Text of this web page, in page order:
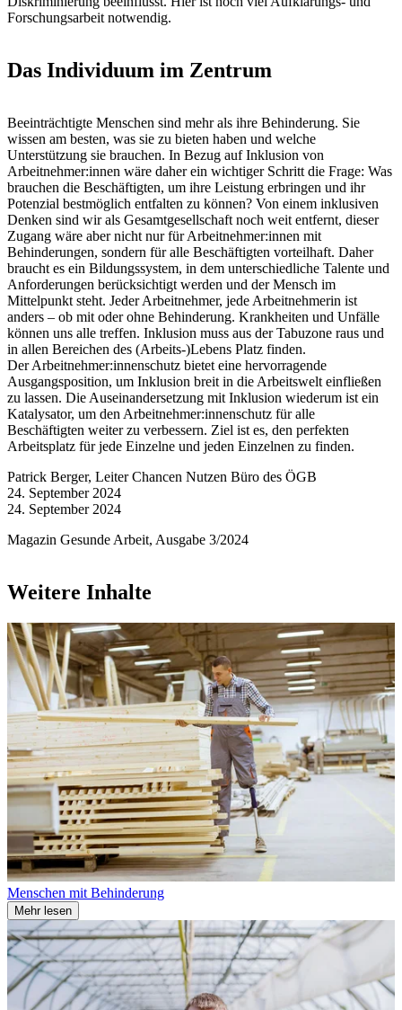
Forschungsarbeit notwendig.
Das Individuum im Zentrum
Beeinträchtigte Menschen sind mehr als ihre Behinderung. Sie
wissen am besten, was sie zu bieten haben und welche
Unterstützung sie brauchen. In Bezug auf Inklusion von
Arbeitnehmer:innen wäre daher ein wichtiger Schritt die Frage: Was
brauchen die Beschäftigten, um ihre Leistung erbringen und ihr
Potenzial bestmöglich entfalten zu können? Von einem inklusiven
Denken sind wir als Gesamtgesellschaft noch weit entfernt, dieser
Zugang wäre aber nicht nur für Arbeitnehmer:innen mit
Behinderungen, sondern für alle Beschäftigten vorteilhaft. Daher
braucht es ein Bildungssystem, in dem unterschiedliche Talente und
Anforderungen berücksichtigt werden und der Mensch im
Mittelpunkt steht. Jeder Arbeitnehmer, jede Arbeitnehmerin ist
anders – ob mit oder ohne Behinderung. Krankheiten und Unfälle
können uns alle treffen. Inklusion muss aus der Tabuzone raus und
in allen Bereichen des (Arbeits-)Lebens Platz finden.
Der Arbeitnehmer:innenschutz bietet eine hervorragende
Ausgangsposition, um Inklusion breit in die Arbeitswelt einfließen
zu lassen. Die Auseinandersetzung mit Inklusion wiederum ist ein
Katalysator, um den Arbeitnehmer:innenschutz für alle
Beschäftigten weiter zu verbessern. Ziel ist es, den perfekten
Arbeitsplatz für jede Einzelne und jeden Einzelnen zu finden.
Patrick Berger, Leiter Chancen Nutzen Büro des ÖGB
24. September 2024
24. September 2024
Magazin Gesunde Arbeit, Ausgabe 3/2024
Weitere Inhalte
Menschen mit Behinderung
Mehr lesen